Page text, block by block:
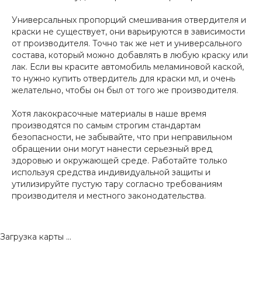
Универсальных пропорций смешивания отвердителя и
краски не существует, они варьируются в зависимости
от производителя. Точно так же нет и универсального
состава, который можно добавлять в любую краску или
лак. Если вы красите автомобиль меламиновой каской,
то нужно купить отвердитель для краски мл, и очень
желательно, чтобы он был от того же производителя.
Хотя лакокрасочные материалы в наше время
производятся по самым строгим стандартам
безопасности, не забывайте, что при неправильном
обращении они могут нанести серьезный вред
здоровью и окружающей среде. Работайте только
используя средства индивидуальной защиты и
утилизируйте пустую тару согласно требованиям
производителя и местного законодательства.
Загрузка карты ...